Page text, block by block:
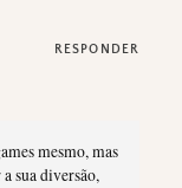
mesmo, mas
sua diversão,
RESPONDER